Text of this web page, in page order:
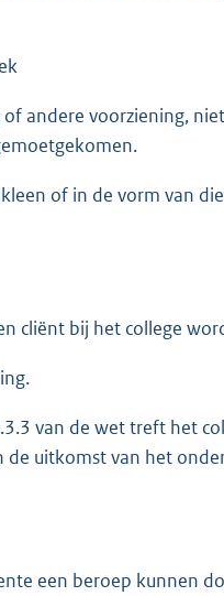
andere voorziening,
of in de vorm van
cliënt bij het college
van de wet treft het
uitkomst van het
een beroep kunnen